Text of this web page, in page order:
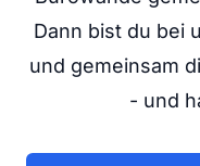
Dann bist du bei
und gemeinsam
- und